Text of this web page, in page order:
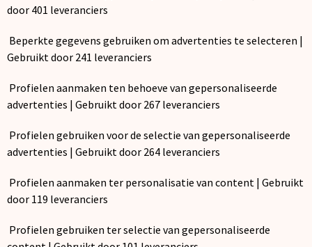
door 401 leveranciers
Beperkte gegevens gebruiken om advertenties te selecteren |
Gebruikt door 241 leveranciers
Profielen aanmaken ten behoeve van gepersonaliseerde
advertenties | Gebruikt door 267 leveranciers
Profielen gebruiken voor de selectie van gepersonaliseerde
advertenties | Gebruikt door 264 leveranciers
Profielen aanmaken ter personalisatie van content | Gebruikt
door 119 leveranciers
Profielen gebruiken ter selectie van gepersonaliseerde